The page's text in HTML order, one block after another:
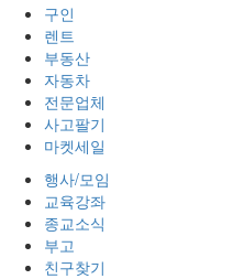
구인
렌트
부동산
자동차
전문업체
사고팔기
마켓세일
행사/모임
교육강좌
종교소식
부고
친구찾기